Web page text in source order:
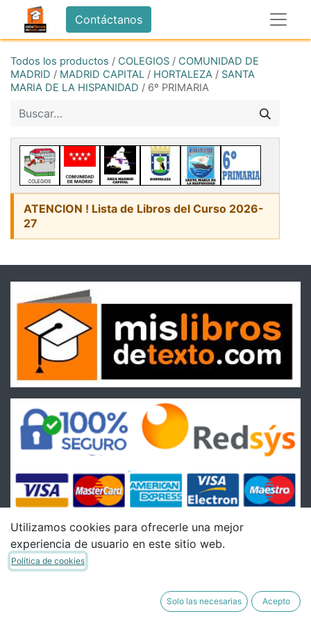
Contáctanos
Todos los productos / COLEGIOS / COMUNIDAD DE
MADRID / MADRID CAPITAL / HORTALEZA / SANTA
MARIA DE LA HISPANIDAD / 6º PRIMARIA
ATENCION ! Lista de Libros del Curso 2026-
27
Condiciones
Utilizamos cookies para ofrecerle una mejor
experiencia de usuario en este sitio web.
Política de cookies
Solo las necesarias Acepto